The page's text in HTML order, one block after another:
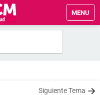
MENU
Siguiente Tema